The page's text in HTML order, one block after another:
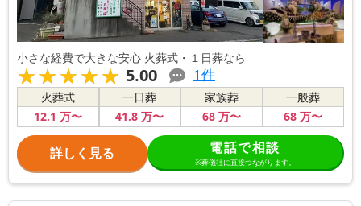
小さな経費で大きな安心 火葬式・１日葬なら
★★★★★
★★★★★ 5.00 1件
火葬式
12.1 万〜
一日葬
41.8 万〜
家族葬
68万〜
一般葬
68 万〜
詳しく見る 電話で相談
※葬儀社に直接つながります。